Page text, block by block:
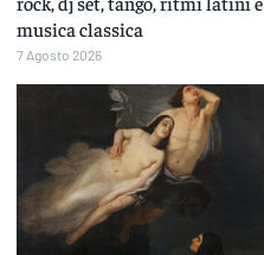
musica classica
7 Agosto 2026